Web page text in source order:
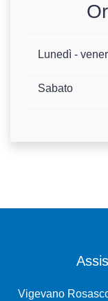
Lunedì -
Sabato
Vigevano